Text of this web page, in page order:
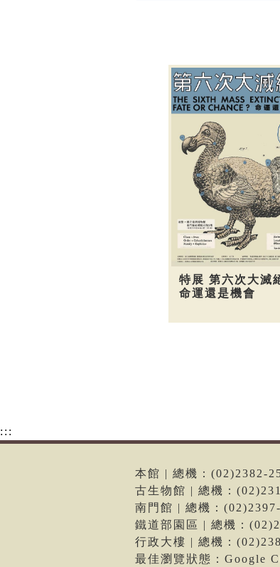
特展 第六次大滅
命運還是機會
:::
本館 | 總機：(02)2382-
古生物館 | 總機：
南門館 | 總機：
鐵道部園區 | 總機：
行政大樓 | 總機：
最佳瀏覽狀態：Google